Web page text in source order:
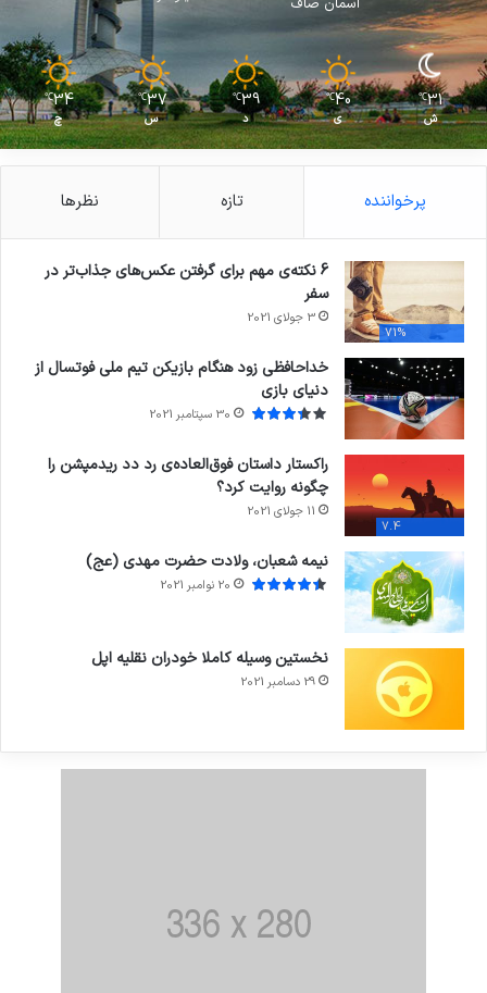
31
℃
ش
40
℃
ی
39
℃
د
37
℃
س
34
℃
چ
پرخواننده تازه نظرها
71%
6 نکته‌ی مهم برای گرفتن عکس‌های جذاب‌تر در
سفر
3 جولای 2021
خداحافظی زود هنگام بازیکن تیم ملی فوتسال از
دنیای بازی
30 سپتامبر 2021
7.4
راکستار داستان فوق‌العاده‌ی رد دد ریدمپشن را
چگونه روایت کرد؟
11 جولای 2021
نیمه شعبان، ولادت حضرت مهدی (عج)
20 نوامبر 2021
نخستین وسیله کاملا خودران نقلیه اپل
29 دسامبر 2021